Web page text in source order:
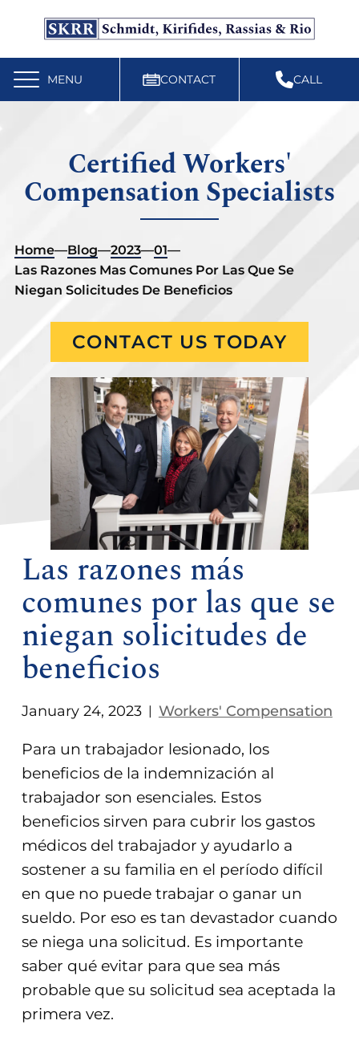
Free Workers’ Compensation Case Review
610-892-9300
MENU CONTACT CALL
Certified Workers'
Compensation Specialists
Home—Blog—2023—01—
Las Razones Mas Comunes Por Las Que Se
Niegan Solicitudes De Beneficios
CONTACT US TODAY
Las razones más
comunes por las que se
niegan solicitudes de
beneficios
January 24, 2023 | Workers' Compensation
Para un trabajador lesionado, los
beneficios de la indemnización al
trabajador son esenciales. Estos
beneficios sirven para cubrir los gastos
médicos del trabajador y ayudarlo a
sostener a su familia en el período difícil
en que no puede trabajar o ganar un
sueldo. Por eso es tan devastador cuando
se niega una solicitud. Es importante
saber qué evitar para que sea más
probable que su solicitud sea aceptada la
primera vez.